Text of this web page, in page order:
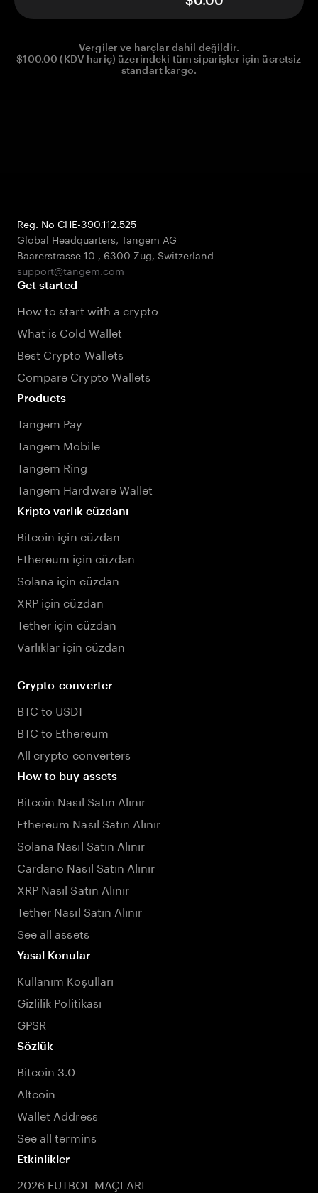
Vergiler ve harçlar dahil değildir.
$100.00 (KDV hariç) üzerindeki tüm siparişler için ücretsiz
standart kargo.
Reg. No CHE-390.112.525
Global Headquarters, Tangem AG
Baarerstrasse 10 , 6300 Zug, Switzerland
support@tangem.com
Get started
How to start with a crypto
What is Cold Wallet
Best Crypto Wallets
Compare Crypto Wallets
Products
Tangem Pay
Tangem Mobile
Tangem Ring
Tangem Hardware Wallet
Kripto varlık cüzdanı
Bitcoin için cüzdan
Ethereum için cüzdan
Solana için cüzdan
XRP için cüzdan
Tether için cüzdan
Varlıklar için cüzdan
Crypto-converter
BTC to USDT
BTC to Ethereum
All crypto converters
How to buy assets
Bitcoin Nasıl Satın Alınır
Ethereum Nasıl Satın Alınır
Solana Nasıl Satın Alınır
Cardano Nasıl Satın Alınır
XRP Nasıl Satın Alınır
Tether Nasıl Satın Alınır
See all assets
Yasal Konular
Kullanım Koşulları
Gizlilik Politikası
GPSR
Sözlük
Bitcoin 3.0
Altcoin
Wallet Address
See all termins
Etkinlikler
2026 FUTBOL MAÇLARI